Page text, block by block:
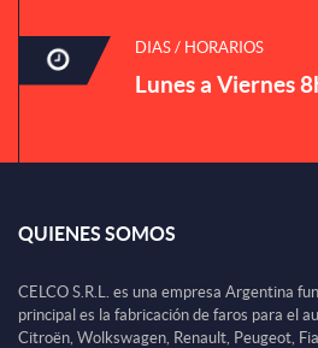
DIAS / HORARIOS
Lunes a Viernes
QUIENES SOMOS
CELCO S.R.L. es una empresa Argentina
principal es la fabricación de faros para el
Citroën, Wolkswagen, Renault, Peugeot,